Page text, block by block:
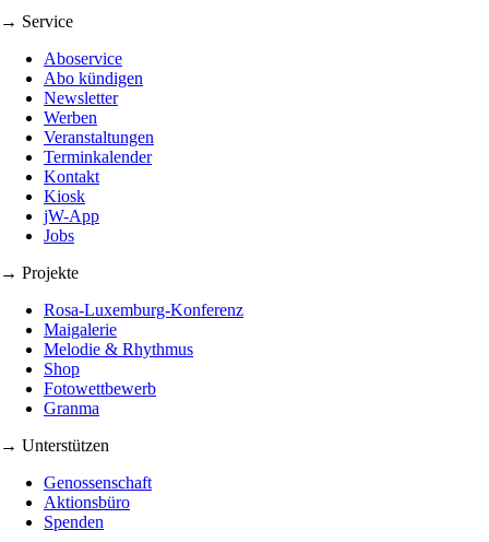
→ Service
Aboservice
Abo kündigen
Newsletter
Werben
Veranstaltungen
Terminkalender
Kontakt
Kiosk
jW-App
Jobs
→ Projekte
Rosa-Luxemburg-Konferenz
Maigalerie
Melodie & Rhythmus
Shop
Fotowettbewerb
Granma
→ Unterstützen
Genossenschaft
Aktionsbüro
Spenden